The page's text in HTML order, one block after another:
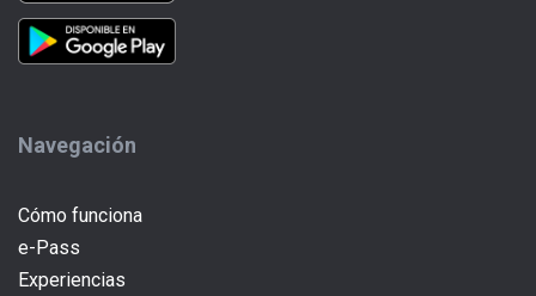
Navegación
Cómo funciona
e-Pass
Experiencias